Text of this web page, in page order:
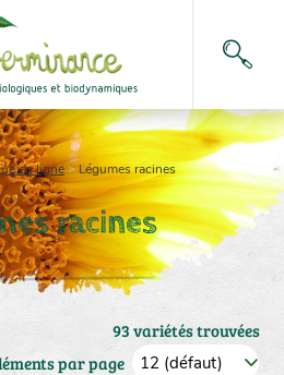
en ligne>Légumes racines
racines
93 variétés trouvées
par page